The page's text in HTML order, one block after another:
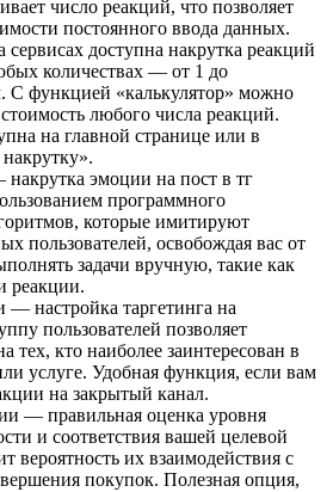
число реакций, что позволяет
постоянного ввода данных.
доступна накрутка реакций
количествах — от 1 до
С функцией «калькулятор» можно
любого числа реакций.
на главной странице или в
накрутку».
эмоции на пост в тг
программного
которые имитируют
пользователей, освобождая вас от
задачи вручную, такие как
реакции.
— настройка таргетинга на
пользователей позволяет
тех, кто наиболее заинтересован в
услуге. Удобная функция, если вам
на закрытый канал.
— правильная оценка уровня
и соответствия вашей целевой
вероятность их взаимодействия с
покупок. Полезная опция,